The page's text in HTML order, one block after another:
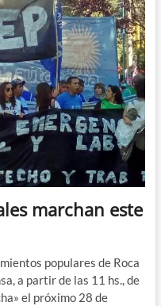
marchan este
populares de Roca
a partir de las 11 hs., de
el próximo 28 de